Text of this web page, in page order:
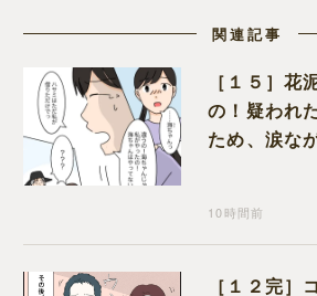
関連記事
［１５］花
の！疑われ
ため、涙な
10時間前
［１２完］